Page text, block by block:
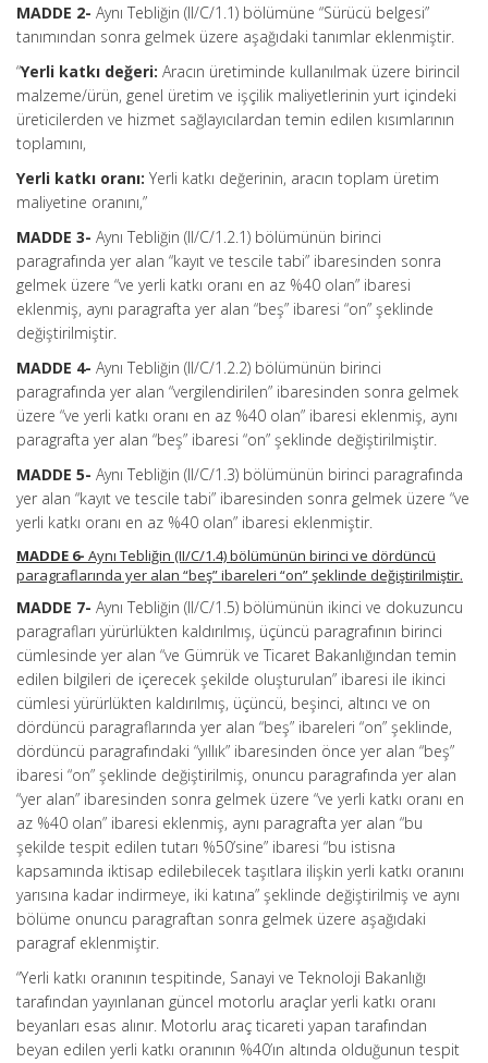
MADDE 2- Aynı Tebliğin (II/C/1.1) bölümüne “Sürücü belgesi”
tanımından sonra gelmek üzere aşağıdaki tanımlar eklenmiştir.
“Yerli katkı değeri: Aracın üretiminde kullanılmak üzere birincil
malzeme/ürün, genel üretim ve işçilik maliyetlerinin yurt içindeki
üreticilerden ve hizmet sağlayıcılardan temin edilen kısımlarının
toplamını,
Yerli katkı oranı: Yerli katkı değerinin, aracın toplam üretim
maliyetine oranını,”
MADDE 3- Aynı Tebliğin (II/C/1.2.1) bölümünün birinci
paragrafında yer alan “kayıt ve tescile tabi” ibaresinden sonra
gelmek üzere “ve yerli katkı oranı en az %40 olan” ibaresi
eklenmiş, aynı paragrafta yer alan “beş” ibaresi “on” şeklinde
değiştirilmiştir.
MADDE 4- Aynı Tebliğin (II/C/1.2.2) bölümünün birinci
paragrafında yer alan “vergilendirilen” ibaresinden sonra gelmek
üzere “ve yerli katkı oranı en az %40 olan” ibaresi eklenmiş, aynı
paragrafta yer alan “beş” ibaresi “on” şeklinde değiştirilmiştir.
MADDE 5- Aynı Tebliğin (II/C/1.3) bölümünün birinci paragrafında
yer alan “kayıt ve tescile tabi” ibaresinden sonra gelmek üzere “ve
yerli katkı oranı en az %40 olan” ibaresi eklenmiştir.
MADDE 6- Aynı Tebliğin (II/C/1.4) bölümünün birinci ve dördüncü
paragraflarında yer alan “beş” ibareleri “on” şeklinde değiştirilmiştir.
MADDE 7- Aynı Tebliğin (II/C/1.5) bölümünün ikinci ve dokuzuncu
paragrafları yürürlükten kaldırılmış, üçüncü paragrafının birinci
cümlesinde yer alan “ve Gümrük ve Ticaret Bakanlığından temin
edilen bilgileri de içerecek şekilde oluşturulan” ibaresi ile ikinci
cümlesi yürürlükten kaldırılmış, üçüncü, beşinci, altıncı ve on
dördüncü paragraflarında yer alan “beş” ibareleri “on” şeklinde,
dördüncü paragrafındaki “yıllık” ibaresinden önce yer alan “beş”
ibaresi “on” şeklinde değiştirilmiş, onuncu paragrafında yer alan
“yer alan” ibaresinden sonra gelmek üzere “ve yerli katkı oranı en
az %40 olan” ibaresi eklenmiş, aynı paragrafta yer alan “bu
şekilde tespit edilen tutarı %50’sine” ibaresi “bu istisna
kapsamında iktisap edilebilecek taşıtlara ilişkin yerli katkı oranını
yarısına kadar indirmeye, iki katına” şeklinde değiştirilmiş ve aynı
bölüme onuncu paragraftan sonra gelmek üzere aşağıdaki
paragraf eklenmiştir.
“Yerli katkı oranının tespitinde, Sanayi ve Teknoloji Bakanlığı
tarafından yayınlanan güncel motorlu araçlar yerli katkı oranı
beyanları esas alınır. Motorlu araç ticareti yapan tarafından
beyan edilen yerli katkı oranının %40’ın altında olduğunun tespit